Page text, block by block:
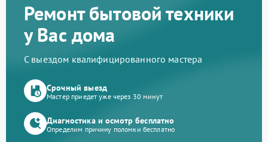
Ремонт бытовой техники
у Вас дома
С выездом квалифицированного мастера
Срочный выезд
Мастер приедет уже через 30 минут
Диагностика и осмотр бесплатно
Определим причину поломки бесплатно